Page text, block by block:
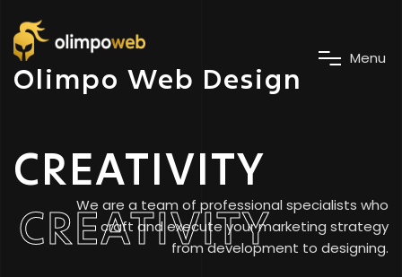
Olimpo Web Design
Menu
CREATIVITY
CREATIVITY
We are a team of professional specialists who
craft and execute your marketing strategy
from development to designing.